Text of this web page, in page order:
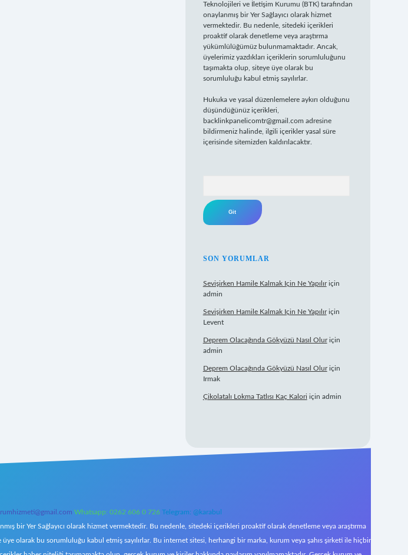
Teknolojileri ve İletişim Kurumu (BTK) tarafından
onaylanmış bir Yer Sağlayıcı olarak hizmet
vermektedir. Bu nedenle, sitedeki içerikleri
proaktif olarak denetleme veya araştırma
yükümlülüğümüz bulunmamaktadır. Ancak,
üyelerimiz yazdıkları içeriklerin sorumluluğunu
taşımakta olup, siteye üye olarak bu
sorumluluğu kabul etmiş sayılırlar.
Hukuka ve yasal düzenlemelere aykırı olduğunu
düşündüğünüz içerikleri,
backlinkpanelicomtr@gmail.com adresine
bildirmeniz halinde, ilgili içerikler yasal süre
içerisinde sitemizden kaldırılacaktır.
SON YORUMLAR
Sevişirken Hamile Kalmak Için Ne Yapılıriçin
admin
Sevişirken Hamile Kalmak Için Ne Yapılıriçin
Levent
Deprem Olacağında Gökyüzü Nasıl Oluriçin
admin
Deprem Olacağında Gökyüzü Nasıl Oluriçin
Irmak
Çikolatalı Lokma Tatlısı Kaç Kalori için admin
Whatsapp: 0262 606 0 726 Telegram: @karabul
bir Yer Sağlayıcı olarak hizmet vermektedir. Bu nedenle, sitedeki içerikleri proaktif olarak denetleme veya araştırma
olarak bu sorumluluğu kabul etmiş sayılırlar. Bu internet sitesi, herhangi bir marka, kurum veya şahıs şirketi ile hiçbir